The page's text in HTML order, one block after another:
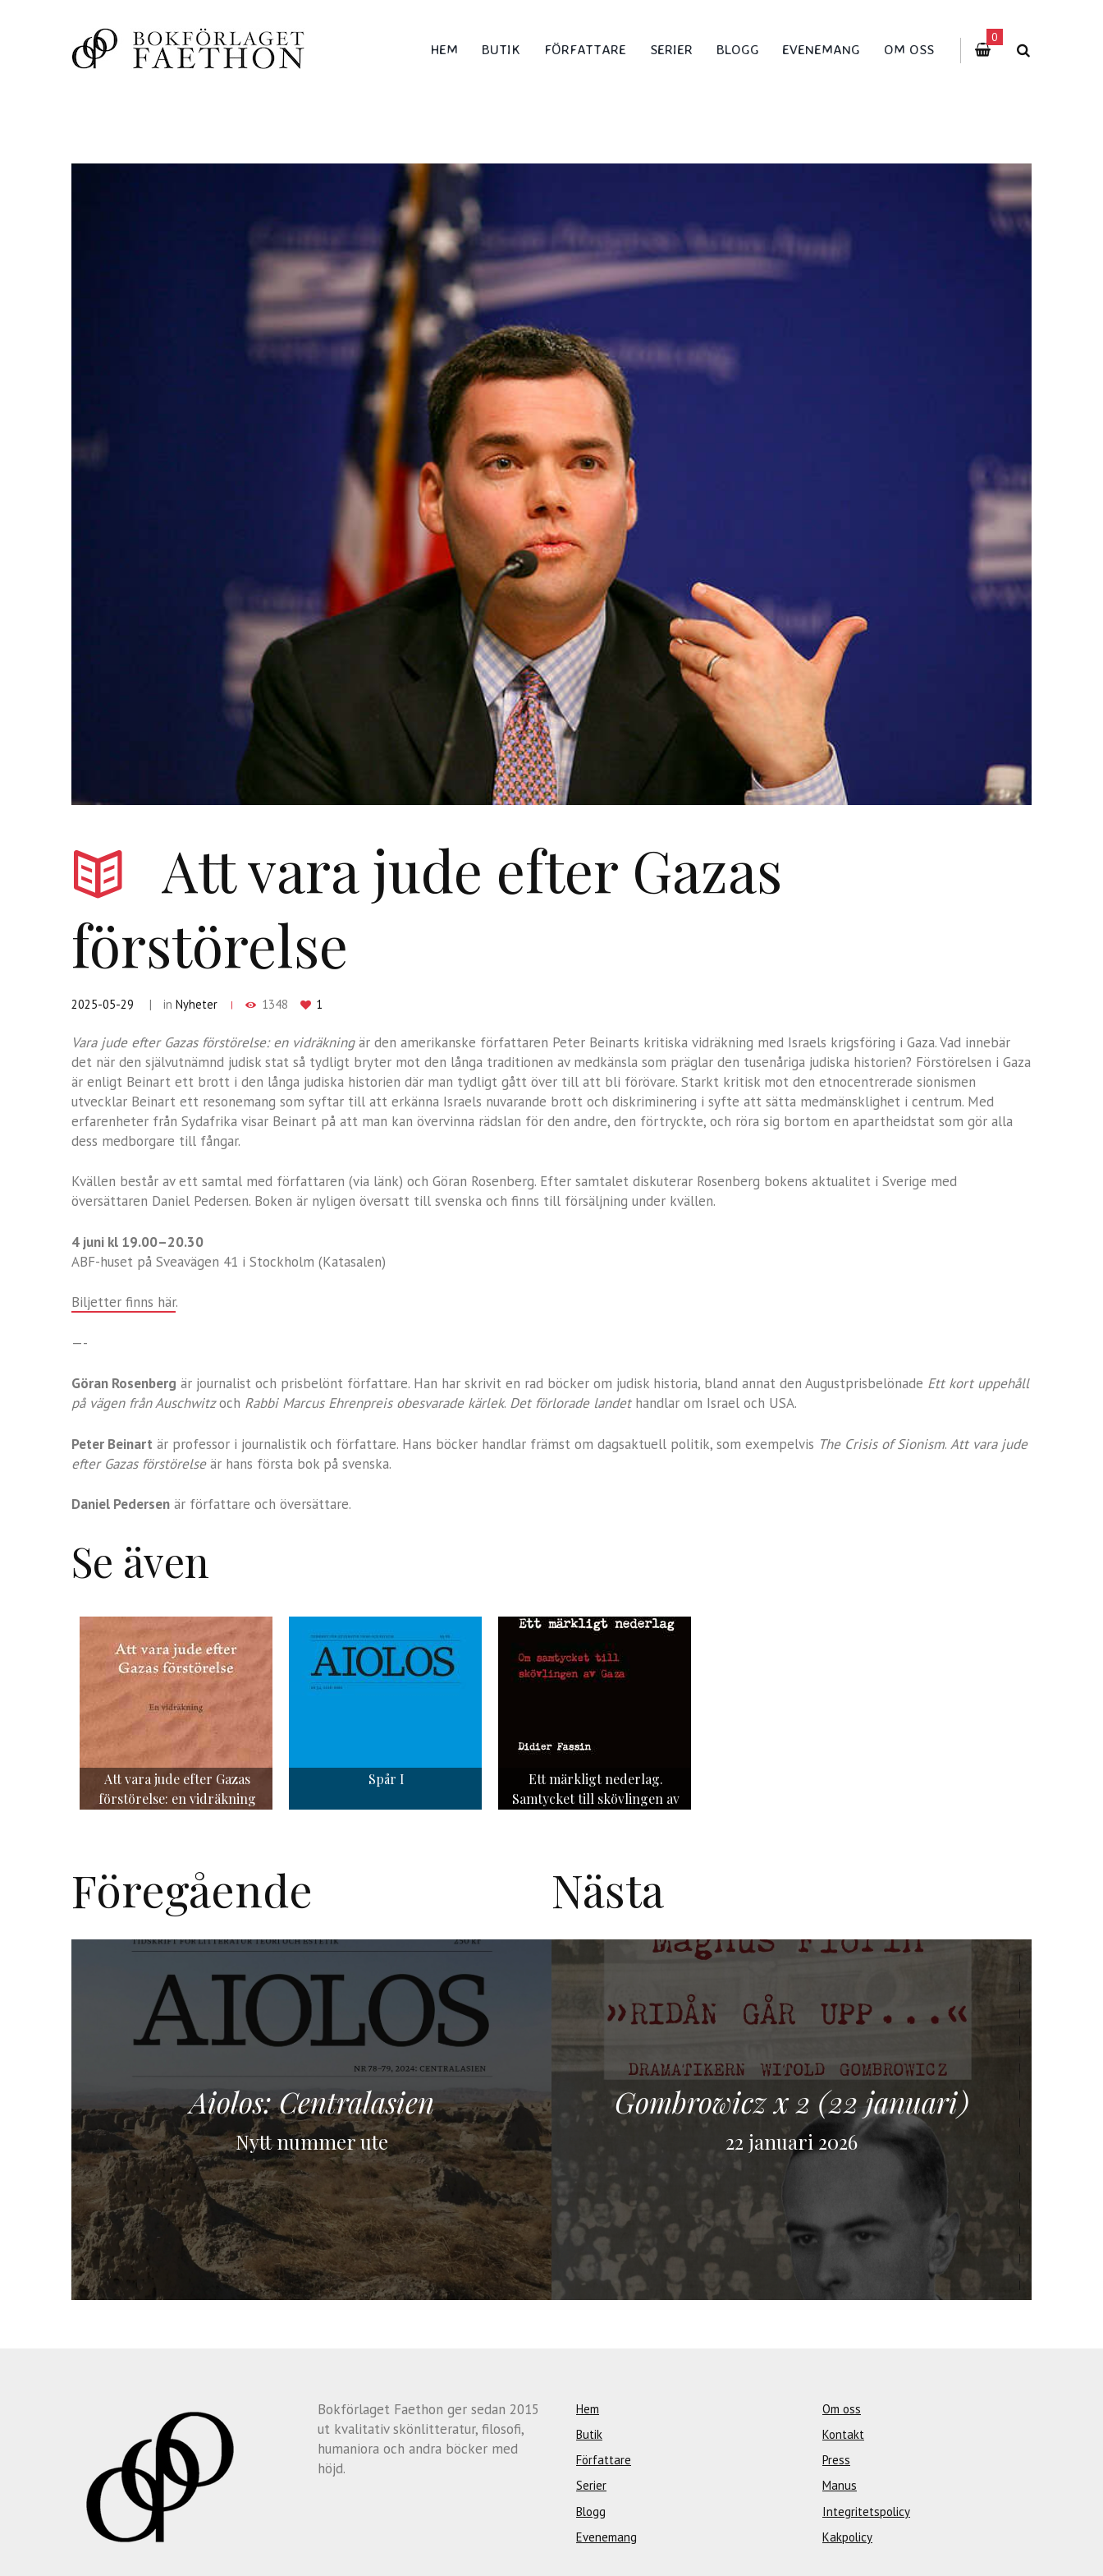
HEM BUTIK FÖRFATTARE SERIER BLOGG EVENEMANG OM OSS
0
Att vara jude efter Gazas
förstörelse
2025-05-29 inNyheter 1348 1
Vara jude efter Gazas förstörelse: en vidräkningär den amerikanske författaren Peter Beinarts kritiska vidräkning med Israels krigsföring i Gaza. Vad innebär
det när den självutnämnd judisk stat så tydligt bryter mot den långa traditionen av medkänsla som präglar den tusenåriga judiska historien? Förstörelsen i Gaza
är enligt Beinart ett brott i den långa judiska historien där man tydligt gått över till att bli förövare. Starkt kritisk mot den etnocentrerade sionismen
utvecklar Beinart ett resonemang som syftar till att erkänna Israels nuvarande brott och diskriminering i syfte att sätta medmänsklighet i centrum. Med
erfarenheter från Sydafrika visar Beinart på att man kan övervinna rädslan för den andre, den förtryckte, och röra sig bortom en apartheidstat som gör alla
dess medborgare till fångar.
Kvällen består av ett samtal med författaren (via länk) och Göran Rosenberg. Efter samtalet diskuterar Rosenberg bokens aktualitet i Sverige med
översättaren Daniel Pedersen. Boken är nyligen översatt till svenska och finns till försäljning under kvällen.
4 juni kl 19.00–20.30
ABF-huset på Sveavägen 41 i Stockholm (Katasalen)
Biljetter finns här.
—-
Göran Rosenberg är journalist och prisbelönt författare. Han har skrivit en rad böcker om judisk historia, bland annat den Augustprisbelönade Ett kort uppehåll
på vägen från Auschwitzoch Rabbi Marcus Ehrenpreis obesvarade kärlek. Det förlorade landethandlar om Israel och USA.
Peter Beinart är professor i journalistik och författare. Hans böcker handlar främst om dagsaktuell politik, som exempelvis The Crisis of Sionism. Att vara jude
efter Gazas förstörelseär hans första bok på svenska.
Daniel Pedersen är författare och översättare.
Se även
Att vara jude efter Gazas
förstörelse: en vidräkning
Spår I
Ett märkligt nederlag.
Samtycket till skövlingen av
Föregående Nästa
Aiolos: Centralasien
Nytt nummer ute
Gombrowicz x 2 (22 januari)
22 januari 2026
Bokförlaget Faethon ger sedan 2015
ut kvalitativ skönlitteratur, filosofi,
humaniora och andra böcker med
höjd.
Hem
Butik
Författare
Serier
Blogg
Evenemang
Om oss
Kontakt
Press
Manus
Integritetspolicy
Kakpolicy